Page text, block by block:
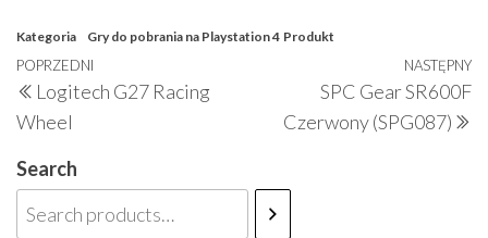
Kategoria Gry do pobrania na Playstation 4 Produkt
Nawigacja
wpisu
Poprzedni
wpis
POPRZEDNI
Logitech G27 Racing
Wheel
NASTĘPNY
SPC Gear SR600F
Czerwony (SPG087)
Search